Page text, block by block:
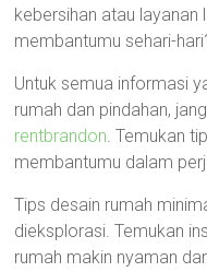
kebersihan atau layanan
membantumu sehari-
Untuk semua informasi
rumah dan pindahan,
rentbrandon. Temukan
membantumu dalam
Tips desain rumah
dieksplorasi. Temukan
rumah makin nyaman